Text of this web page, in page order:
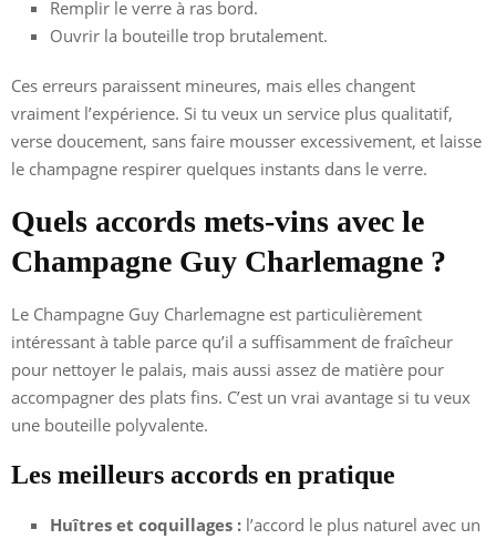
Remplir le verre à ras bord.
Ouvrir la bouteille trop brutalement.
Ces erreurs paraissent mineures, mais elles changent
vraiment l’expérience. Si tu veux un service plus qualitatif,
verse doucement, sans faire mousser excessivement, et laisse
le champagne respirer quelques instants dans le verre.
Quels accords mets-vins avec le
Champagne Guy Charlemagne ?
Le Champagne Guy Charlemagne est particulièrement
intéressant à table parce qu’il a suffisamment de fraîcheur
pour nettoyer le palais, mais aussi assez de matière pour
accompagner des plats fins. C’est un vrai avantage si tu veux
une bouteille polyvalente.
Les meilleurs accords en pratique
Huîtres et coquillages : l’accord le plus naturel avec un